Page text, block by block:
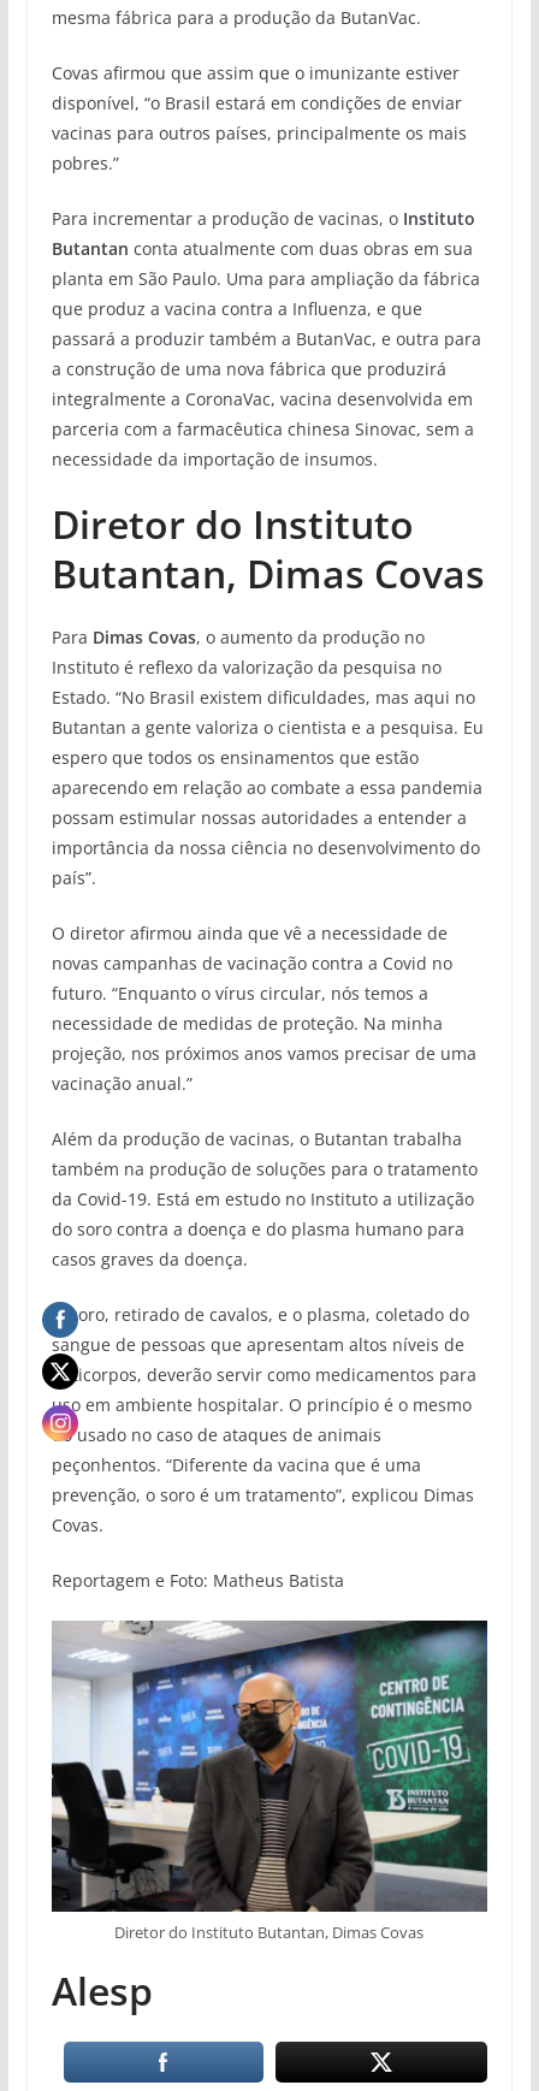
mesma fábrica para a produção da ButanVac.
Covas afirmou que assim que o imunizante estiver
disponível, “o Brasil estará em condições de enviar
vacinas para outros países, principalmente os mais
pobres.”
Para incrementar a produção de vacinas, oInstituto
Butantan conta atualmente com duas obras em sua
planta em São Paulo. Uma para ampliação da fábrica
que produz a vacina contra a Influenza, e que
passará a produzir também a ButanVac, e outra para
a construção de uma nova fábrica que produzirá
integralmente a CoronaVac, vacina desenvolvida em
parceria com a farmacêutica chinesa Sinovac, sem a
necessidade da importação de insumos.
Diretor do Instituto
Butantan, Dimas Covas
Para Dimas Covas, o aumento da produção no
Instituto é reflexo da valorização da pesquisa no
Estado. “No Brasil existem dificuldades, mas aqui no
Butantan a gente valoriza o cientista e a pesquisa. Eu
espero que todos os ensinamentos que estão
aparecendo em relação ao combate a essa pandemia
possam estimular nossas autoridades a entender a
importância da nossa ciência no desenvolvimento do
país”.
O diretor afirmou ainda que vê a necessidade de
novas campanhas de vacinação contra a Covid no
futuro. “Enquanto o vírus circular, nós temos a
necessidade de medidas de proteção. Na minha
projeção, nos próximos anos vamos precisar de uma
vacinação anual.”
Além da produção de vacinas, o Butantan trabalha
também na produção de soluções para o tratamento
da Covid-19. Está em estudo no Instituto a utilização
do soro contra a doença e do plasma humano para
casos graves da doença.
O soro, retirado de cavalos, e o plasma, coletado do
sangue de pessoas que apresentam altos níveis de
anticorpos, deverão servir como medicamentos para
uso em ambiente hospitalar. O princípio é o mesmo
do usado no caso de ataques de animais
peçonhentos. “Diferente da vacina que é uma
prevenção, o soro é um tratamento”, explicou Dimas
Covas.
Reportagem e Foto: Matheus Batista
Diretor do Instituto Butantan, Dimas Covas
Alesp